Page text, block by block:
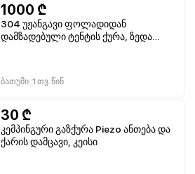
1000 ₾
304 უჟანგავი ფოლადიდან
დამზადებული ტენტის ქურა, ზედა
ბათუმი 1 თვ. წინ
30 ₾
კემპინგური გაზქურა Piezo ანთება და
ქარის დამცავი, კეისი